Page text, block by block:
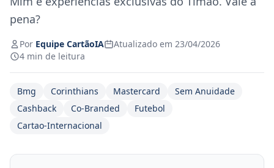
pena?
Por Equipe CartãoIA
Atualizado em 23/04/2026
4 min de leitura
Bmg Corinthians Mastercard
Sem Anuidade
Cashback
Co-Branded
Futebol
Cartao-Internacional